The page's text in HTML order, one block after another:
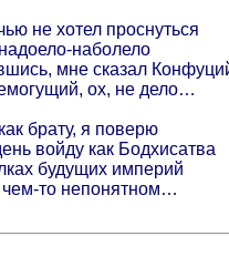
не хотел проснуться
наболело
мне сказал
ох, не дело…
брату, я поверю
войду как Бодхисатва
будущих империй
то непонятном…